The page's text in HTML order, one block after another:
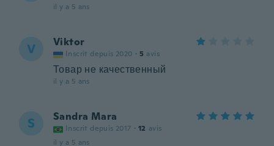
il y a 5 ans
V Viktor
Inscrit depuis 2020 · 5 avis
Товар не качественный
il y a 5 ans
S Sandra Mara
Inscrit depuis 2017 · 12 avis
il y a 5 ans